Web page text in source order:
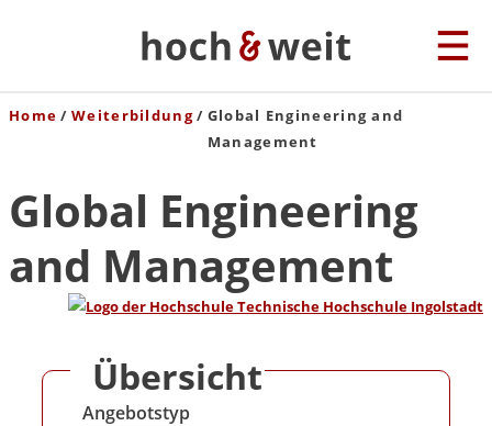
Home Weiterbildung
Global Engineering and
Management
Global Engineering
and Management
Übersicht
Angebotstyp